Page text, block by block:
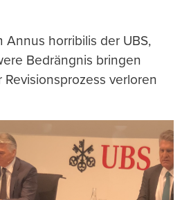
Annus horribilis der UBS,
Bedrängnis bringen
verloren